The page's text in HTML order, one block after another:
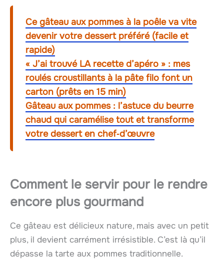
Ce gâteau aux pommes à la poêle va vite
devenir votre dessert préféré (facile et
rapide)
« J’ai trouvé LA recette d’apéro » : mes
roulés croustillants à la pâte filo font un
carton (prêts en 15 min)
Gâteau aux pommes : l’astuce du beurre
chaud qui caramélise tout et transforme
votre dessert en chef‑d’œuvre
Comment le servir pour le rendre
encore plus gourmand
Ce gâteau est délicieux nature, mais avec un petit
plus, il devient carrément irrésistible. C’est là qu’il
dépasse la tarte aux pommes traditionnelle.